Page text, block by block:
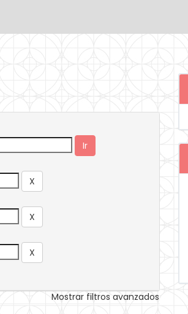
Mostrar filtros avanzados